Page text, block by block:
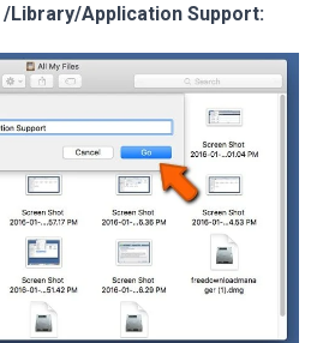
/Library/Application Support: